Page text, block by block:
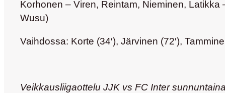
Korhonen – Viren, Reintam, Nieminen, Latikka
Wusu)
Vaihdossa: Korte (34′), Järvinen (72′),
Veikkausliigaottelu JJK vs FC Inter